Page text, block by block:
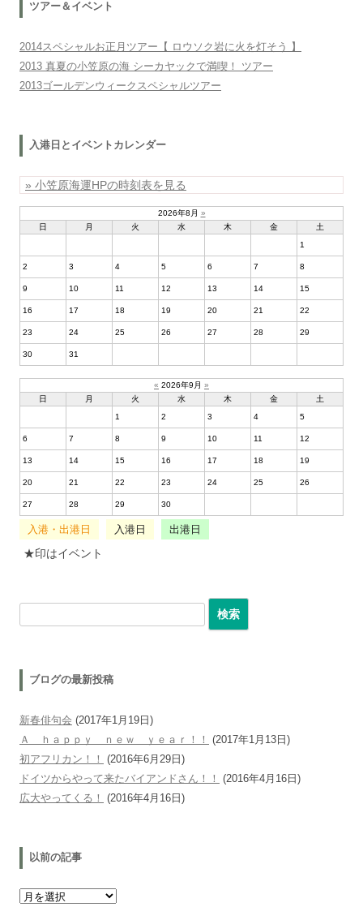
ツアー＆イベント
2014スペシャルお正月ツアー【 ロウソク岩に火を灯そう 】
2013 真夏の小笠原の海 シーカヤックで満喫！ ツアー
2013ゴールデンウィークスペシャルツアー
入港日とイベントカレンダー
» 小笠原海運HPの時刻表を見る
2026年8月 »
日
月 火 水 木 金
土
1
2 3 4 5 6 7 8
9 10 11 12 13 14 15
16 17 18 19 20 21 22
23 24 25 26 27 28 29
30 31
« 2026年9月 »
日
月 火 水 木 金
土
1
2 3 4 5
6 7 8 9 10 11 12
13 14 15 16 17 18 19
20 21 22 23 24 25 26
27 28 29 30
入港・出港日 入港日 出港日
★印はイベント
検索:
ブログの最新投稿
新春俳句会 (2017年1月19日)
Ａ ｈａｐｐｙ ｎｅｗ ｙｅａｒ！！
(2017年1月13日)
初アフリカン！！
(2016年6月29日)
ドイツからやって来たバイアンドさん！！
(2016年4月16日)
広大やってくる！
(2016年4月16日)
以前の記事
以前の記事